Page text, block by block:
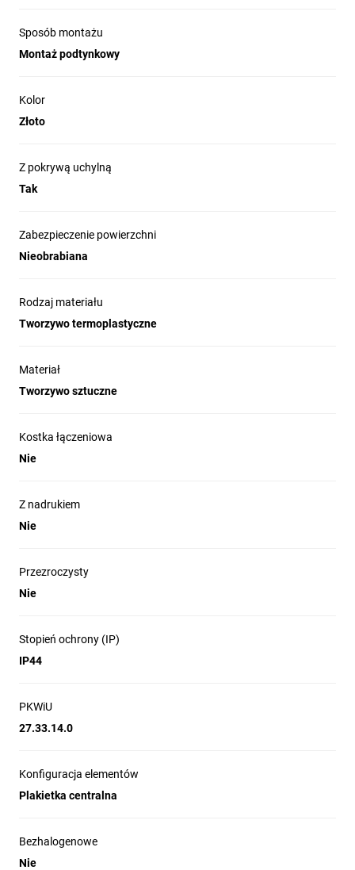
Sposób montażu
Montaż podtynkowy
Kolor
Złoto
Z pokrywą uchylną
Tak
Zabezpieczenie powierzchni
Nieobrabiana
Rodzaj materiału
Tworzywo termoplastyczne
Materiał
Tworzywo sztuczne
Kostka łączeniowa
Nie
Z nadrukiem
Nie
Przezroczysty
Nie
Stopień ochrony (IP)
IP44
PKWiU
27.33.14.0
Konfiguracja elementów
Plakietka centralna
Bezhalogenowe
Nie